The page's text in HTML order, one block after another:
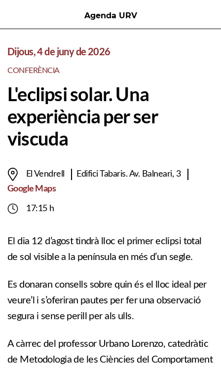
Agenda URV
Dijous, 4 de juny de 2026
CONFERÈNCIA
L'eclipsi solar. Una
experiència per ser
viscuda
El Vendrell Edifici Tabaris. Av. Balneari, 3
Google Maps
17:15 h
El dia 12 d’agost tindrà lloc el primer eclipsi total
de sol visible a la península en més d’un segle.
Es donaran consells sobre quin és el lloc ideal per
veure’l i s’oferiran pautes per fer una observació
segura i sense perill per als ulls.
A càrrec del professor Urbano Lorenzo, catedràtic
de Metodologia de les Ciències del Comportament